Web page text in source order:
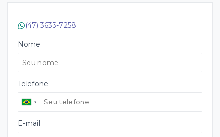
(47) 3633-7258
Nome
Telefone
E-mail